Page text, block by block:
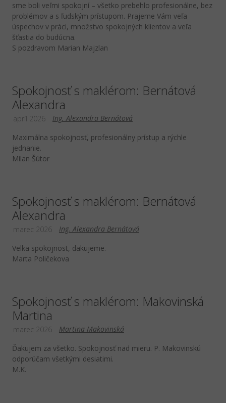
sme boli veľmi spokojní – všetko prebehlo profesionálne, bez
problémov a s ľudským prístupom. Prajeme Vám veľa
úspechov v práci, množstvo spokojných klientov a veľa
šťastia do budúcna.
S pozdravom Marian Majzlan
Spokojnosť s maklérom: Bernátová
Alexandra
Ing. Alexandra Bernátová
apríl 2026
Maximálna spokojnosť, profesionálny prístup a rýchle
jednanie.
Milan Šútor
Spokojnosť s maklérom: Bernátová
Alexandra
Ing. Alexandra Bernátová
marec 2026
Velka spokojnost, dakujeme.
Marta Poličekova
Spokojnosť s maklérom: Makovinská
Martina
Martina Makovinská
marec 2026
Ďakujem za všetko. Spokojnosť nad mieru. P. Makovinskú
odporúčam všetkými desiatimi.
M.K.